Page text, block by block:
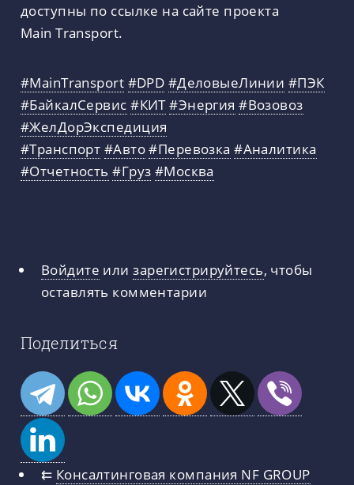
доступны по ссылке на сайте проекта
Main Transport.
#MainTransport #DPD #ДеловыеЛинии #ПЭК
#БайкалСервис #КИТ#Энергия #Возовоз
#ЖелДорЭкспедиция
#Транспорт #Авто#Перевозка #Аналитика
#Отчетность #Груз #Москва
Войдите илизарегистрируйтесь, чтобы
оставлять комментарии
Поделиться
⇇ Консалтинговая компания NF GROUP